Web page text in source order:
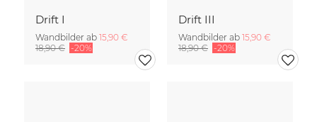
Drift I
Wandbilder ab 15,90 €
18,90 € -20%
Drift III
Wandbilder ab 15,90 €
18,90 € -20%